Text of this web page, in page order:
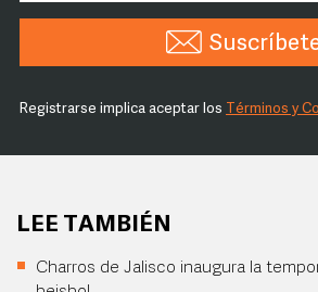
Registrarse implica aceptar los Términos y
LEE TAMBIÉN
Charros de Jalisco inaugura la